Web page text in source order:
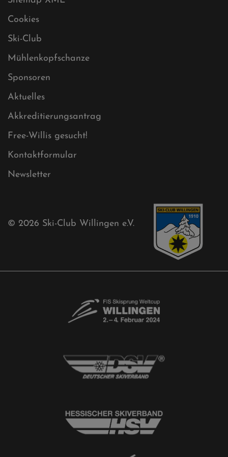
Datenschutz
Impressum
Sitemap
Sitemap XML
Cookies
Ski-Club
Mühlenkopfschanze